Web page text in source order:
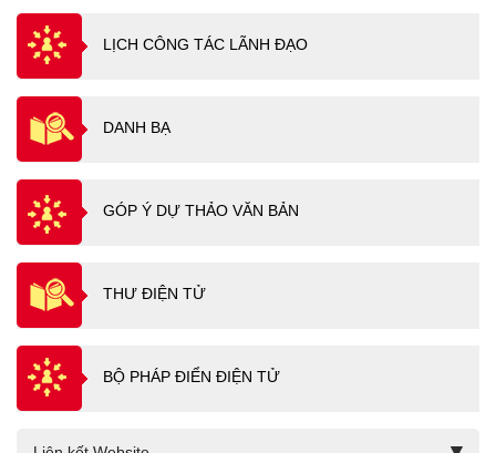
LỊCH CÔNG TÁC LÃNH ĐẠO
DANH BẠ
GÓP Ý DỰ THẢO VĂN BẢN
THƯ ĐIỆN TỬ
BỘ PHÁP ĐIỂN ĐIỆN TỬ